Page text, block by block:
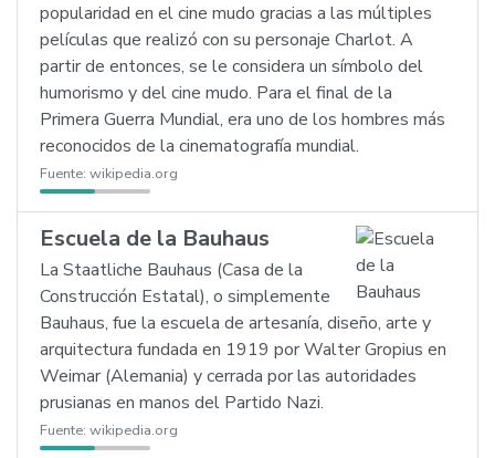
popularidad en el cine mudo gracias a las múltiples
películas que realizó con su personaje Charlot. A
partir de entonces, se le considera un símbolo del
humorismo y del cine mudo. Para el final de la
Primera Guerra Mundial, era uno de los hombres más
reconocidos de la cinematografía mundial.
Fuente: wikipedia.org
Escuela de la Bauhaus
La Staatliche Bauhaus (Casa de la
Construcción Estatal), o simplemente
Bauhaus, fue la escuela de artesanía, diseño, arte y
arquitectura fundada en 1919 por Walter Gropius en
Weimar (Alemania) y cerrada por las autoridades
prusianas en manos del Partido Nazi.
Fuente: wikipedia.org